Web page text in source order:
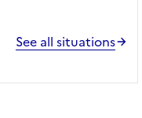
See all situations